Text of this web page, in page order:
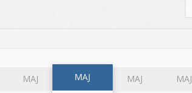
MAJ MAJ MAJ MAJ